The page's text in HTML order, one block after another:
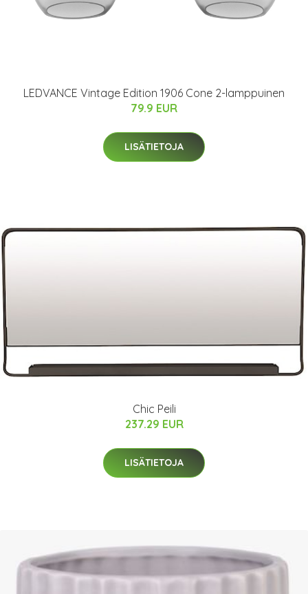
LEDVANCE Vintage Edition 1906 Cone 2-lamppuinen
79.9 EUR
LISÄTIETOJA
Chic Peili
237.29 EUR
LISÄTIETOJA